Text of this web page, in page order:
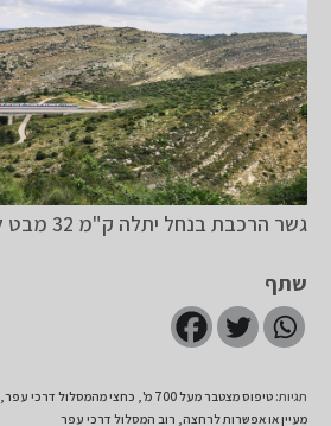
גשר הרכבת בנחל יתלה ק"מ 32 מבט לצפון
שתף
תגיות: טיפוס מצטבר מעל 700 מ' , כחצי מהמסלול דרכי עפר,
מעיין או אפשרות לרחצה, רוב המסלול דרכי עפר